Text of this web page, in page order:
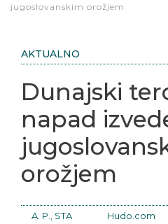
jugoslovanskim orožjem
AKTUALNO
Dunajski
napad
orožjem
A. P., STA Hudo.com